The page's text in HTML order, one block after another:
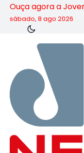
Ouça agora a
sábado, 8 ago 2026